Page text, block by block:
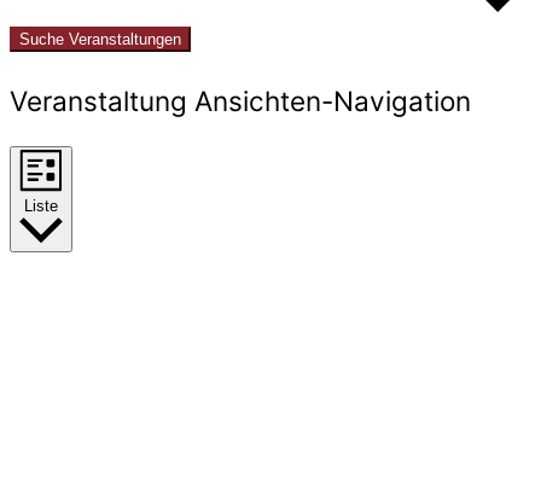
Suche Veranstaltungen
Veranstaltung Ansichten-Navigation
Liste